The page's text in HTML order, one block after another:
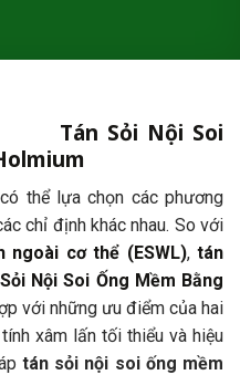
Tán Sỏi Nội Soi
thể lựa chọn các phương
chỉ định khác nhau. So với
cơ thể (ESWL), tán
Nội Soi Ống Mềm Bằng
với những ưu điểm của hai
xâm lấn tối thiểu và hiệu
tán sỏi nội soi ống mềm